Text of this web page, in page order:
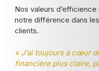
Nos valeurs
notre différence dans
clients.
« J’ai toujours à cœur
financière plus claire,